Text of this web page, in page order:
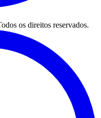
os direitos reservados.